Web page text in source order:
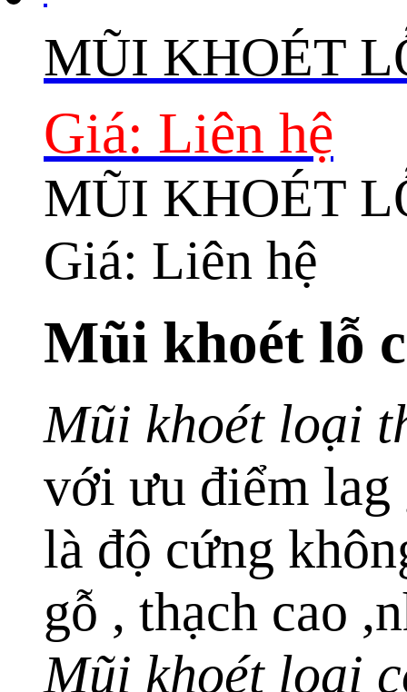
MŨI KHOÉT
Giá: Liên hệ
MŨI KHOÉT
Giá: Liên hệ
Mũi khoét lỗ
Mũi khoét loại
với ưu điểm lag
là độ cứng
gỗ , thạch cao
Mũi khoét loại